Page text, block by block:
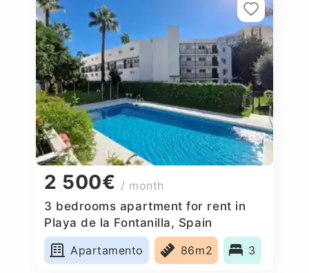
2 500€ / month
3 bedrooms apartment for rent in
Playa de la Fontanilla, Spain
Apartamento
86m2 3